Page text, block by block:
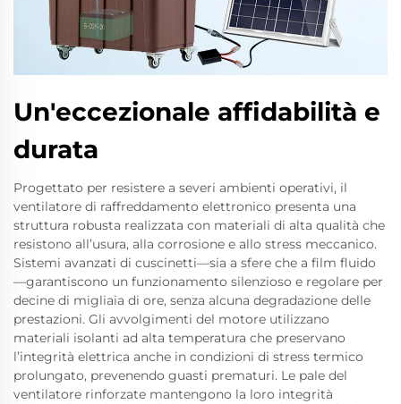
Un'eccezionale affidabilità e
durata
Progettato per resistere a severi ambienti operativi, il
ventilatore di raffreddamento elettronico presenta una
struttura robusta realizzata con materiali di alta qualità che
resistono all’usura, alla corrosione e allo stress meccanico.
Sistemi avanzati di cuscinetti—sia a sfere che a film fluido
—garantiscono un funzionamento silenzioso e regolare per
decine di migliaia di ore, senza alcuna degradazione delle
prestazioni. Gli avvolgimenti del motore utilizzano
materiali isolanti ad alta temperatura che preservano
l’integrità elettrica anche in condizioni di stress termico
prolungato, prevenendo guasti prematuri. Le pale del
ventilatore rinforzate mantengono la loro integrità